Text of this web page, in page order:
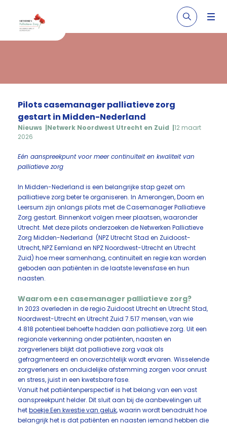
Pilots casemanager palliatieve zorg
gestart in Midden-Nederland
Nieuws Netwerk Noordwest Utrecht en Zuid
12 maart
2026
Eén aanspreekpunt voor meer continuïteit en kwaliteit van
palliatieve zorg
In Midden-Nederland is een belangrijke stap gezet om
palliatieve zorg beter te organiseren. In Amerongen, Doorn en
Leersum zijn onlangs pilots met de Casemanager Palliatieve
Zorg gestart. Binnenkort volgen meer plaatsen, waaronder
Utrecht. Met deze pilots onderzoeken de Netwerken Palliatieve
Zorg Midden-Nederland (NPZ Utrecht Stad en Zuidoost-
Utrecht, NPZ Eemland en NPZ Noordwest-Utrecht en Utrecht
Zuid) hoe meer samenhang, continuïteit en regie kan worden
geboden aan patiënten in de laatste levensfase en hun
naasten.
Waarom een casemanager palliatieve zorg?
In 2023 overleden in de regio Zuidoost Utrecht en Utrecht Stad,
Noordwest-Utrecht en Utrecht Zuid 7.517 mensen, van wie
4.818 potentieel behoefte hadden aan palliatieve zorg. Uit een
regionale verkenning onder patiënten, naasten en
zorgverleners blijkt dat palliatieve zorg vaak als
gefragmenteerd en onoverzichtelijk wordt ervaren. Wisselende
zorgverleners en onduidelijke afstemming zorgen voor onrust
en stress, juist in een kwetsbare fase.
Vanuit het patiëntenperspectief is het belang van een vast
aanspreekpunt helder. Dit sluit aan bij de aanbevelingen uit
hetboekje Een kwestie van geluk, waarin wordt benadrukt hoe
belangrijk het is dat patiënten en naasten iemand hebben die